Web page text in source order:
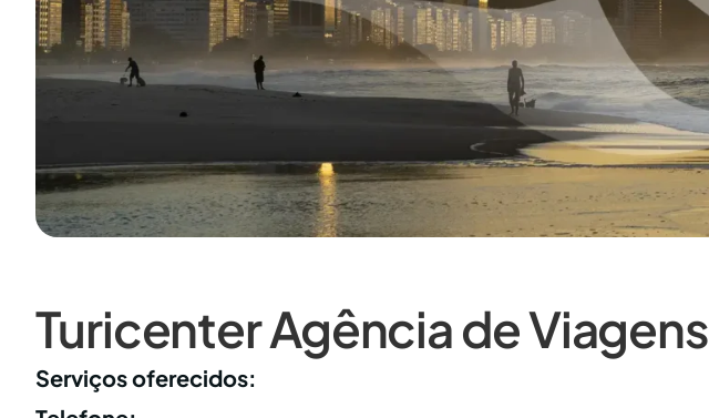
Turicenter Agência de Viagens
Serviços oferecidos: